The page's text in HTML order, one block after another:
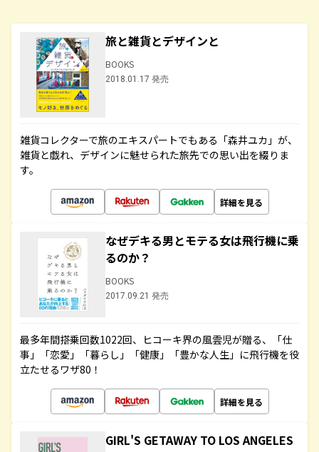
旅と雑貨とデザインと
BOOKS
2018.01.17 発売
雑貨コレクターで旅のエキスパートでもある「森井ユカ」が、
雑貨と戯れ、デザインに魅せられた旅先での思い出を綴りま
す。
詳細を見る
なぜデキる男とモテる女は飛行機に乗
るのか？
BOOKS
2017.09.21 発売
最多年間搭乗回数1022回、ヒコーキ界の風雲児が贈る、「仕
事」「恋愛」「暮らし」「健康」「豊かな人生」に飛行機を役
立たせるワザ80！
詳細を見る
GIRL'S GETAWAY TO LOS ANGELES